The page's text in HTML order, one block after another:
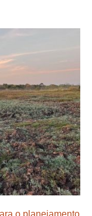
o planejamento